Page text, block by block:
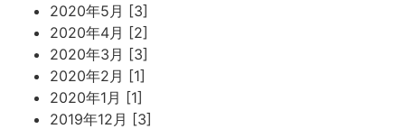
2020年5月 [3]
2020年4月 [2]
2020年3月 [3]
2020年2月 [1]
2020年1月 [1]
2019年12月 [3]